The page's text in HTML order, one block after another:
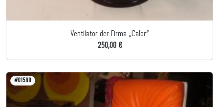
Ventilator der Firma „Calor“
250,00 €
#01599